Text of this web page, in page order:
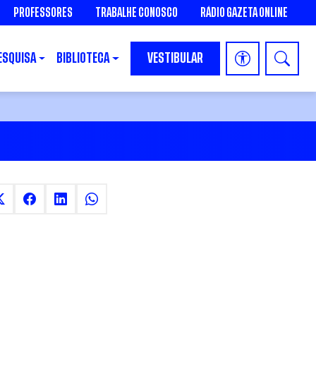
PROFESSORES TRABALHE CONOSCO RÁDIO GAZETA ONLINE
BIBLIOTECA VESTIBULAR